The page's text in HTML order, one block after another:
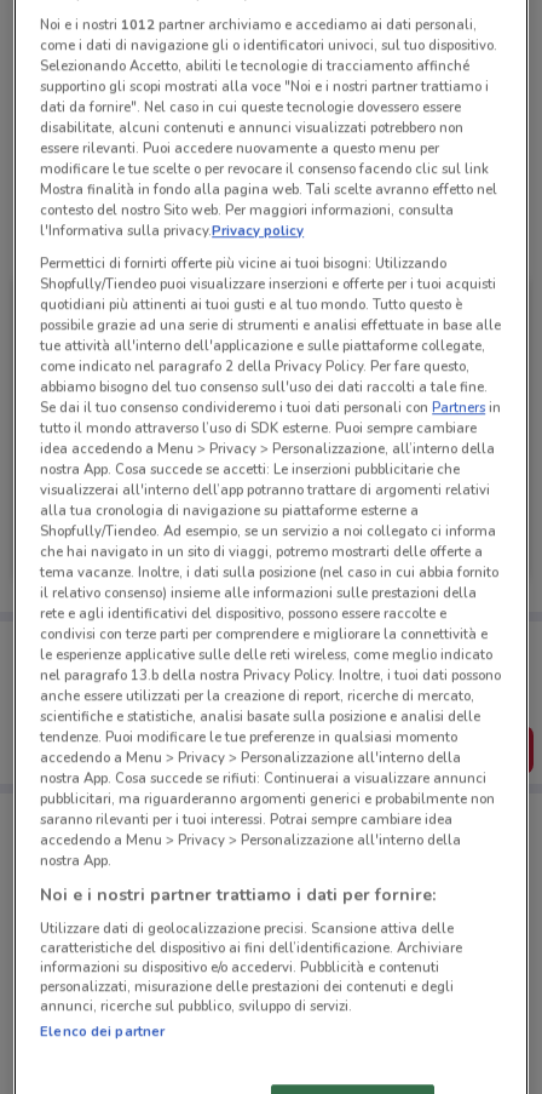
Chiama il negozio
Lunedì n.d.
Martedì n.d.
Mercoledì n.d.
Giovedì n.d.
Venerdì n.d.
Sabato n.d.
Domenica n.d.
0574.607944
Tutte le promozioni di questo negozio
SsangYong
1.4 km
Porta DoveConviene sempre con te!
Puoi trovare le migliori offerte dei negozi vicino a te,
salvarle e creare la tua lista del risparmio, comodamente
dal tuo cellulare.
SCARICA L’APP
Negozi SsangYong a Prato
© MapTiler© OpenStreetMap contributors
Noi e i nostri 1012partner archiviamo e accediamo ai dati personali,
come i dati di navigazione gli o identificatori univoci, sul tuo dispositivo.
Selezionando Accetto, abiliti le tecnologie di tracciamento affinché
supportino gli scopi mostrati alla voce "Noi e i nostri partner trattiamo i
dati da fornire". Nel caso in cui queste tecnologie dovessero essere
disabilitate, alcuni contenuti e annunci visualizzati potrebbero non
essere rilevanti. Puoi accedere nuovamente a questo menu per
modificare le tue scelte o per revocare il consenso facendo clic sul link
Mostra finalità in fondo alla pagina web. Tali scelte avranno effetto nel
contesto del nostro Sito web. Per maggiori informazioni, consulta
l'Informativa sulla privacy.Privacy policy
Permettici di fornirti offerte più vicine ai tuoi bisogni: Utilizzando
Shopfully/Tiendeo puoi visualizzare inserzioni e offerte per i tuoi acquisti
quotidiani più attinenti ai tuoi gusti e al tuo mondo. Tutto questo è
possibile grazie ad una serie di strumenti e analisi effettuate in base alle
tue attività all'interno dell'applicazione e sulle piattaforme collegate,
come indicato nel paragrafo 2 della Privacy Policy. Per fare questo,
abbiamo bisogno del tuo consenso sull'uso dei dati raccolti a tale fine.
Se dai il tuo consenso condivideremo i tuoi dati personali conPartnersin
tutto il mondo attraverso l’uso di SDK esterne. Puoi sempre cambiare
idea accedendo a Menu > Privacy > Personalizzazione, all’interno della
nostra App. Cosa succede se accetti: Le inserzioni pubblicitarie che
visualizzerai all'interno dell’app potranno trattare di argomenti relativi
alla tua cronologia di navigazione su piattaforme esterne a
Shopfully/Tiendeo. Ad esempio, se un servizio a noi collegato ci informa
che hai navigato in un sito di viaggi, potremo mostrarti delle offerte a
tema vacanze. Inoltre, i dati sulla posizione (nel caso in cui abbia fornito
il relativo consenso) insieme alle informazioni sulle prestazioni della
rete e agli identificativi del dispositivo, possono essere raccolte e
condivisi con terze parti per comprendere e migliorare la connettività e
le esperienze applicative sulle delle reti wireless, come meglio indicato
nel paragrafo 13.b della nostra Privacy Policy. Inoltre, i tuoi dati possono
anche essere utilizzati per la creazione di report, ricerche di mercato,
scientifiche e statistiche, analisi basate sulla posizione e analisi delle
tendenze. Puoi modificare le tue preferenze in qualsiasi momento
accedendo a Menu > Privacy > Personalizzazione all'interno della
nostra App. Cosa succede se rifiuti: Continuerai a visualizzare annunci
pubblicitari, ma riguarderanno argomenti generici e probabilmente non
saranno rilevanti per i tuoi interessi. Potrai sempre cambiare idea
accedendo a Menu > Privacy > Personalizzazione all'interno della
nostra App.
Noi e i nostri partner trattiamo i dati per fornire:
Utilizzare dati di geolocalizzazione precisi. Scansione attiva delle
caratteristiche del dispositivo ai fini dell’identificazione. Archiviare
informazioni su dispositivo e/o accedervi. Pubblicità e contenuti
personalizzati, misurazione delle prestazioni dei contenuti e degli
annunci, ricerche sul pubblico, sviluppo di servizi.
Elenco dei partner